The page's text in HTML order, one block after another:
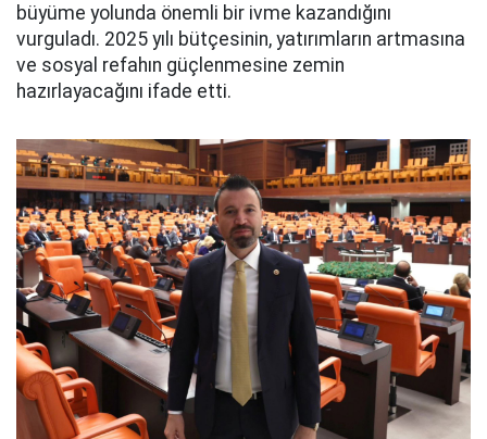
büyüme yolunda önemli bir ivme kazandığını
vurguladı. 2025 yılı bütçesinin, yatırımların artmasına
ve sosyal refahın güçlenmesine zemin
hazırlayacağını ifade etti.